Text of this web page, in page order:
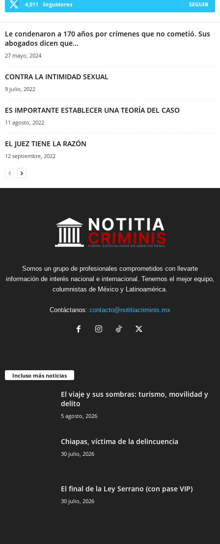
4,011 Seguidores SEGUIR
Le condenaron a 170 años por crímenes que no cometió. Sus
abogados dicen que...
27 mayo, 2024
CONTRA LA INTIMIDAD SEXUAL
9 julio, 2022
ES IMPORTANTE ESTABLECER UNA TEORÍA DEL CASO
11 agosto, 2022
EL JUEZ TIENE LA RAZÓN
12 septiembre, 2022
Somos un grupo de profesionales comprometidos con llevarte
información de interés nacional e internacional. Tenemos el mejor equipo,
columnistas de México y Latinoamérica.
Contáctanos: contacto@notitiacriminis.mx
Incluso más noticias
El viaje y sus sombras: turismo, movilidad y
delito
5 agosto, 2026
Chiapas, víctima de la delincuencia
30 julio, 2026
El final de la Ley Serrano (con pase VIP)
30 julio, 2026